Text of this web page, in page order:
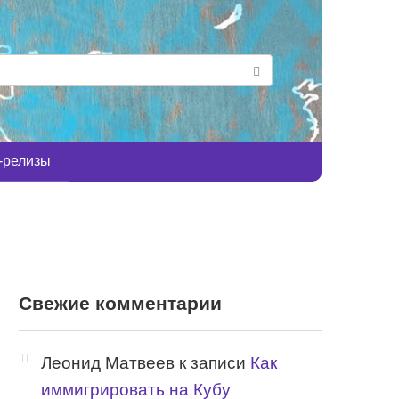
Свежие комментарии
Леонид Матвеев к записи Как
иммигрировать на Кубу